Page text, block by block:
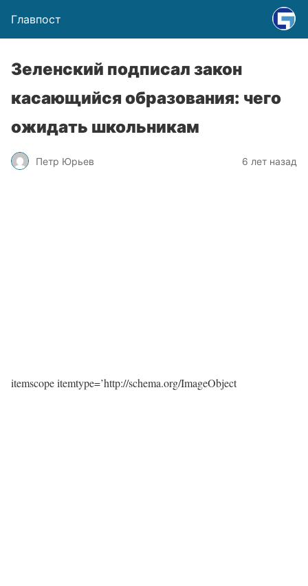
Главпост
Зеленский подписал закон
касающийся образования: чего
ожидать школьникам
Петр Юрьев 6 лет назад
itemscope itemtype=’http://schema.org/ImageObject